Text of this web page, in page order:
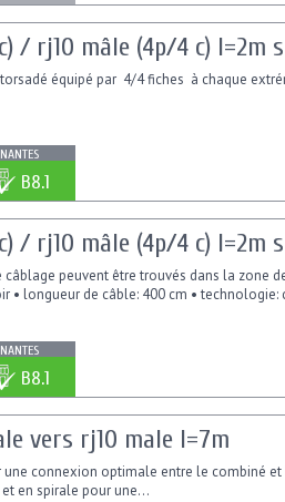
/ rj10 mâle (4p/4 c) l=2m
équipé par 4/4 fiches à chaque
B8.1
/ rj10 mâle (4p/4 c) l=2m
câblage peuvent être trouvés dans la zone
• longueur de câble: 400 cm • technologie:
B8.1
vers rj10 male l=7m
une connexion optimale entre le combiné
en spirale pour une...